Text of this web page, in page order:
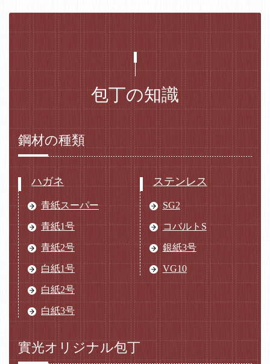
包丁の知識
鋼材の種類
ハガネ
青紙スーパー
青紙1号
青紙2号
白紙1号
白紙2号
白紙3号
ステンレス
SG2
コバルトS
銀紙3号
VG10
實光オリジナル包丁